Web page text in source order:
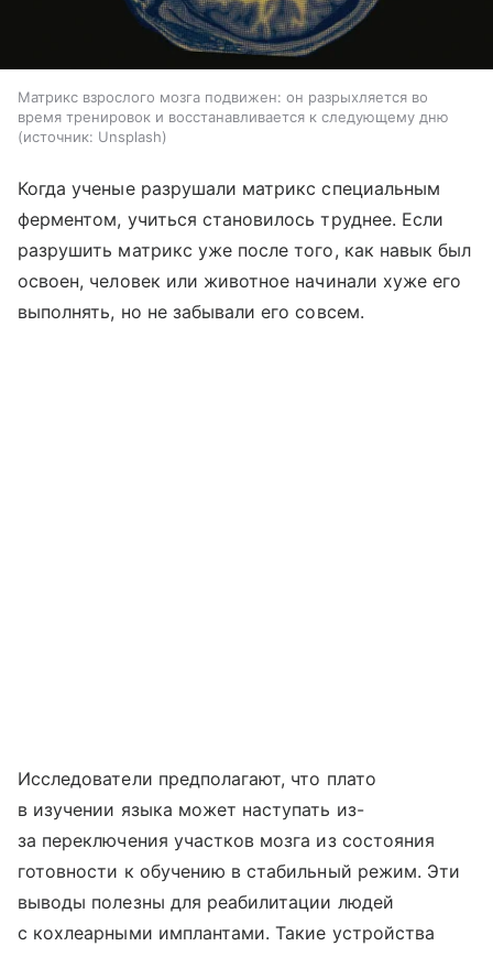
Матрикс взрослого мозга подвижен: он разрыхляется во
время тренировок и восстанавливается к следующему дню
источник: Unsplash
Когда ученые разрушали матрикс специальным
ферментом, учиться становилось труднее. Если
разрушить матрикс уже после того, как навык был
освоен, человек или животное начинали хуже его
выполнять, но не забывали его совсем.
Исследователи предполагают, что плато
в изучении языка может наступать из-
за переключения участков мозга из состояния
готовности к обучению в стабильный режим. Эти
выводы полезны для реабилитации людей
с кохлеарными имплантами. Такие устройства